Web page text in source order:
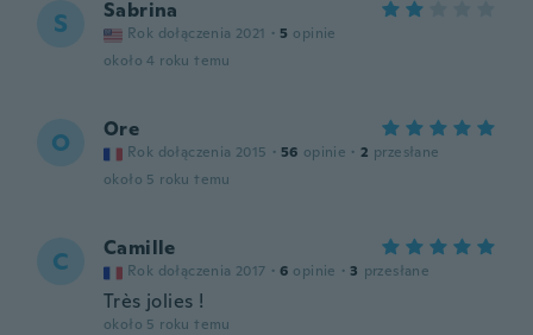
S Sabrina
Rok dołączenia 2021 · 5 opinie
około 4 roku temu
O Ore
Rok dołączenia 2015 · 56 opinie · 2 przesłane
około 5 roku temu
C Camille
Rok dołączenia 2017 · 6 opinie · 3 przesłane
Très jolies !
około 5 roku temu